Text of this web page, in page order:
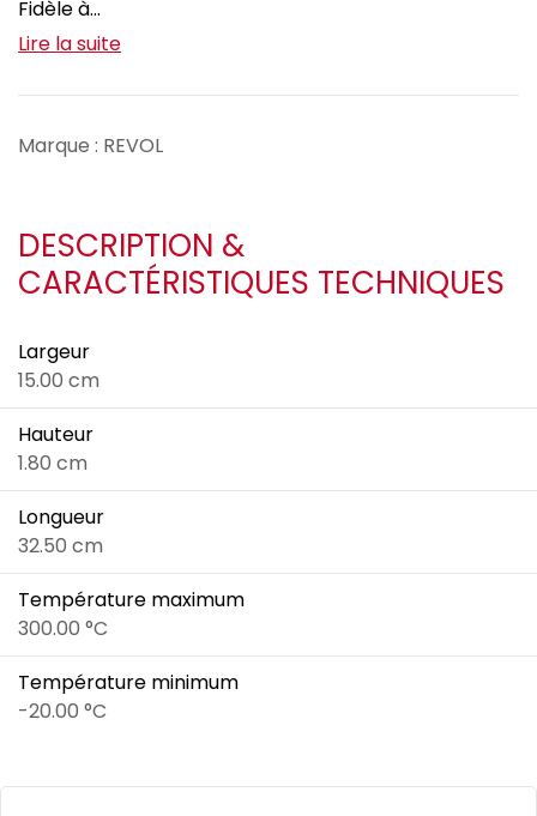
Fidèle à...
Lire la suite
Marque : REVOL
DESCRIPTION &
CARACTÉRISTIQUES TECHNIQUES
Largeur
15.00 cm
Hauteur
1.80 cm
Longueur
32.50 cm
Température maximum
300.00 °C
Température minimum
-20.00 °C